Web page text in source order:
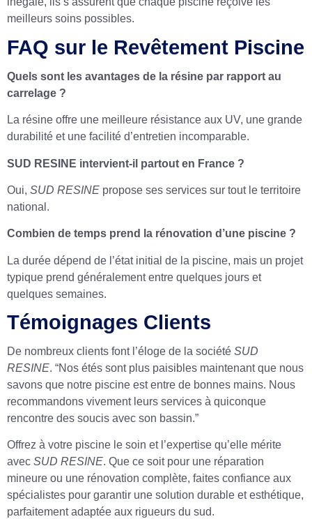
meilleurs soins possibles.
FAQ sur le Revêtement Piscine
Quels sont les avantages de la résine par rapport au
carrelage ?
La résine offre une meilleure résistance aux UV, une grande
durabilité et une facilité d’entretien incomparable.
SUD RESINE intervient-il partout en France ?
Oui, SUD RESINE propose ses services sur tout le territoire
national.
Combien de temps prend la rénovation d’une piscine ?
La durée dépend de l’état initial de la piscine, mais un projet
typique prend généralement entre quelques jours et
quelques semaines.
Témoignages Clients
De nombreux clients font l’éloge de la société SUD
RESINE. “Nos étés sont plus paisibles maintenant que nous
savons que notre piscine est entre de bonnes mains. Nous
recommandons vivement leurs services à quiconque
rencontre des soucis avec son bassin.”
Offrez à votre piscine le soin et l’expertise qu’elle mérite
avec SUD RESINE. Que ce soit pour une réparation
mineure ou une rénovation complète, faites confiance aux
spécialistes pour garantir une solution durable et esthétique,
parfaitement adaptée aux rigueurs du sud.